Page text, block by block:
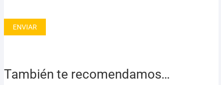
También te recomendamos…